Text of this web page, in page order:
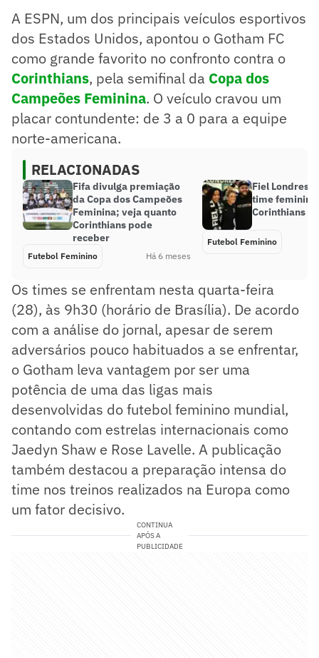
A ESPN, um dos principais veículos esportivos
dos Estados Unidos, apontou o Gotham FC
como grande favorito no confronto contra o
Corinthians, pela semifinal da Copa dos
Campeões Feminina. O veículo cravou um
placar contundente: de 3 a 0 para a equipe
norte-americana.
RELACIONADAS
Fifa divulga premiação
da Copa dos Campeões
Feminina; veja quanto
Corinthians pode
receber
Futebol Feminino Há 6 meses
Fiel Londres
time feminino
Corinthians
Futebol Feminino
Os times se enfrentam nesta quarta-feira
(28), às 9h30 (horário de Brasília). De acordo
com a análise do jornal, apesar de serem
adversários pouco habituados a se enfrentar,
o Gotham leva vantagem por ser uma
potência de uma das ligas mais
desenvolvidas do futebol feminino mundial,
contando com estrelas internacionais como
Jaedyn Shaw e Rose Lavelle. A publicação
também destacou a preparação intensa do
time nos treinos realizados na Europa como
um fator decisivo.
CONTINUA
APÓS A
PUBLICIDADE